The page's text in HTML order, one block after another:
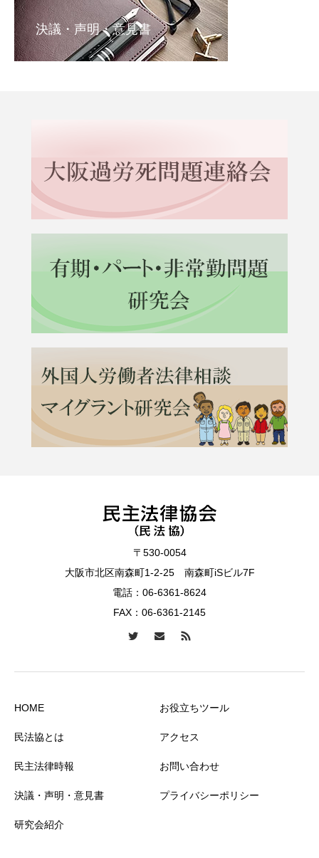
決議・声明・意見書
〒530-0054
大阪市北区南森町1-2-25 南森町iSビル7F
電話： 06-6361-8624
FAX：06-6361-2145
HOME
民法協とは
民主法律時報
決議・声明・意見書
研究会紹介
お役立ちツール
アクセス
お問い合わせ
プライバシーポリシー